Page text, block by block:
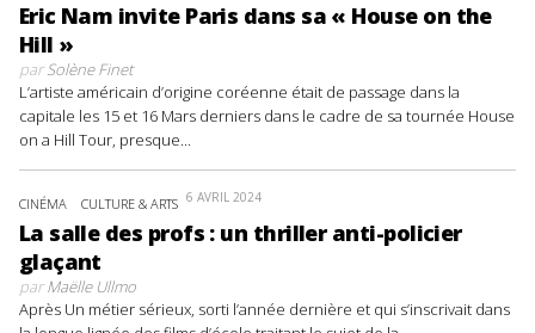
Eric Nam invite Paris dans sa « House on the
Hill »
parSolène Finet
L’artiste américain d’origine coréenne était de passage dans la
capitale les 15 et 16 Mars derniers dans le cadre de sa tournée House
on a Hill Tour, presque...
CINÉMA CULTURE & ARTS 6 AVRIL 2024
La salle des profs : un thriller anti-policier
glaçant
parMaëlle Ullmo
Après Un métier sérieux, sorti l’année dernière et qui s’inscrivait dans